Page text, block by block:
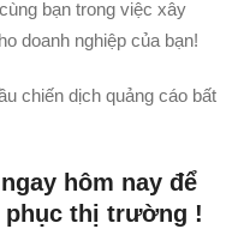
bạn trong việc xây
doanh nghiệp của bạn!
chiến dịch quảng cáo bất
hôm nay để
phục thị trường !